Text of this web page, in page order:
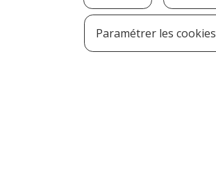
Paramétrer les cookies